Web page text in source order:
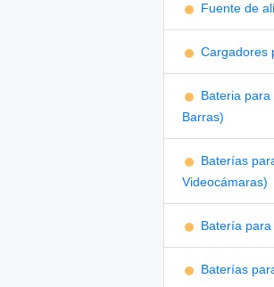
Fuente de
Cargadores
Bateria
Barras)
Baterías
Videocámaras)
Batería
Baterías